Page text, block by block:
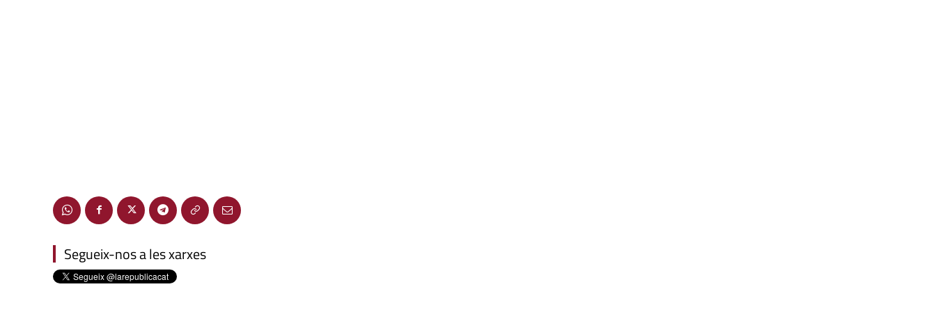
Segueix-nos a les xarxes